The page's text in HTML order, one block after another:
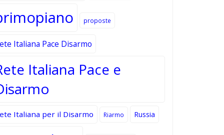
proposte
Italiana Pace Disarmo
Italiana Pace e
Italiana per il Disarmo Riarmo Russia